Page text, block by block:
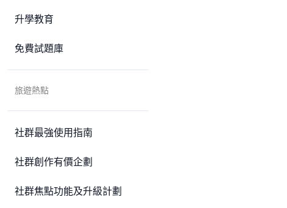
升學教育
免費試題庫
旅遊熱點
社群最強使用指南
社群創作有價企劃
社群焦點功能及升級計劃